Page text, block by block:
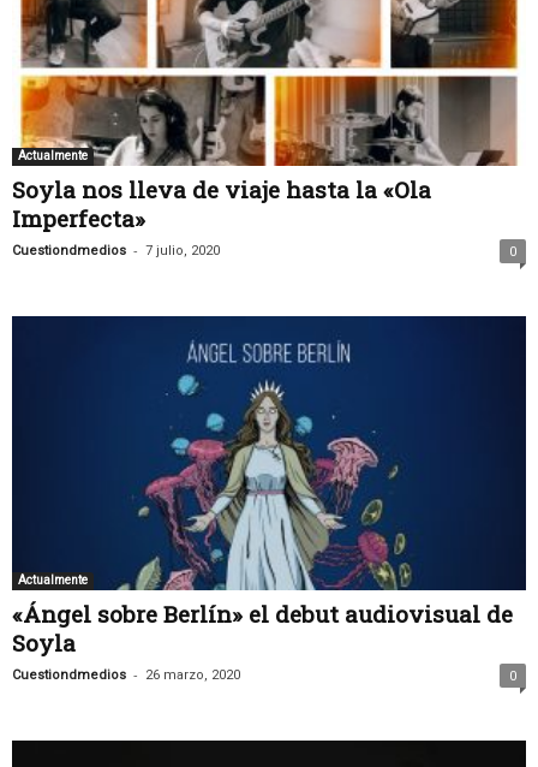
Actualmente
Soyla nos lleva de viaje hasta la «Ola
Imperfecta»
Cuestiondmedios - 7 julio, 2020 0
Actualmente
«Ángel sobre Berlín» el debut audiovisual de
Soyla
Cuestiondmedios - 26 marzo, 2020 0